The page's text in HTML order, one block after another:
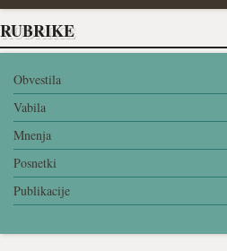
RUBRIKE
Obvestila
Vabila
Mnenja
Posnetki
Publikacije